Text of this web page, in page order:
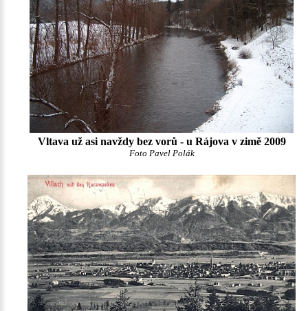
Vltava už asi navždy bez vorů - u Rájova v zimě 2009
Foto Pavel Polák